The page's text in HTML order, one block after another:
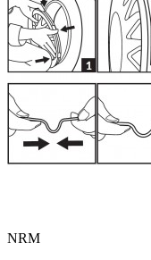
NRM